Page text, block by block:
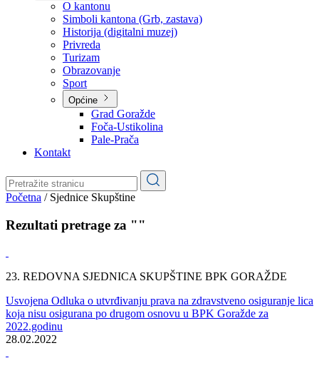
Značajni dokumenti
O kantonu
O kantonu
Simboli kantona (Grb, zastava)
Historija (digitalni muzej)
Privreda
Turizam
Obrazovanje
Općine
Pale-Prača
Kontakt
Sjednice Skupštine